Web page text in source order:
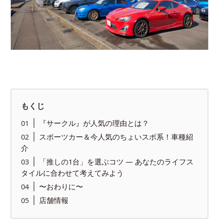
もくじ
『サークル』が人気の理由とは？
スポーツカー＆今人気のちょいスポ系！車種紹
介
「推しの1台」を選ぶコツ — あなたのライフス
タイルに合わせて考えてみよう
〜おわりに〜
店舗情報